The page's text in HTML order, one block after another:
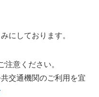
にしております。
意ください。
交通機関のご利用を宜